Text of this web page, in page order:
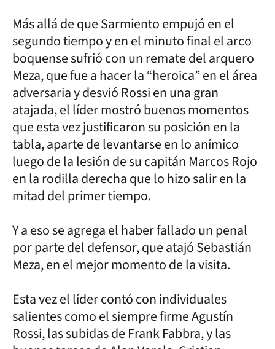
Más allá de que Sarmiento empujó en el
segundo tiempo y en el minuto final el arco
boquense sufrió con un remate del arquero
Meza, que fue a hacer la “heroica” en el área
adversaria y desvió Rossi en una gran
atajada, el líder mostró buenos momentos
que esta vez justificaron su posición en la
tabla, aparte de levantarse en lo anímico
luego de la lesión de su capitán Marcos Rojo
en la rodilla derecha que lo hizo salir en la
mitad del primer tiempo.
Y a eso se agrega el haber fallado un penal
por parte del defensor, que atajó Sebastián
Meza, en el mejor momento de la visita.
Esta vez el líder contó con individuales
salientes como el siempre firme Agustín
Rossi, las subidas de Frank Fabbra, y las